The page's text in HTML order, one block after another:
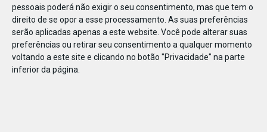
pessoais poderá não exigir o seu consentimento, mas que tem o
direito de se opor a esse processamento. As suas preferências
serão aplicadas apenas a este website. Você pode alterar suas
preferências ou retirar seu consentimento a qualquer momento
voltando a este site e clicando no botão "Privacidade" na parte
inferior da página.